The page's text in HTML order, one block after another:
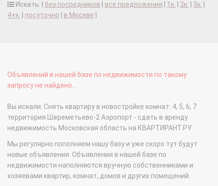
Искать: | без посредников все предложения 1к. 2к. 3к.
4+к.
посуточно в Москве
Объявлений в нашей базе по недвижимости по такому
запросу не найдено...
Вы искали: Снять квартиру в новостройке комнат: 4, 5, 6, 7
территория Шереметьево-2 Аэропорт - сдать в аренду
недвижимость Московская область на КВАРТИРАНТ.РУ
Мы регулярно пополняем нашу базу и уже скоро тут будут
новые объявления. Объявления в нашей базе по
недвижимости наполняются вручную собственниками и
хозяевами квартир, комнат, домов и других помещений.